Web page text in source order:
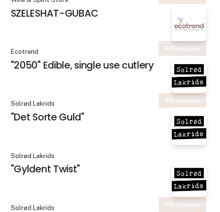
SZELESHAT-GUBAC
På messen
Ecotrend
"2050" Edible, single use cutlery
På messen
Solrød Lakrids
"Det Sorte Guld"
Solrød Lakrids
"Gyldent Twist"
På messen
Solrød Lakrids